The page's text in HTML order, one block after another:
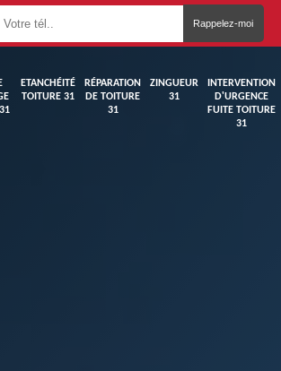
ETANCHÉITÉ
TOITURE 31
RÉPARATION
DE TOITURE
31
ZINGUEUR
31
INTERVENTION
D'URGENCE
FUITE TOITURE
31